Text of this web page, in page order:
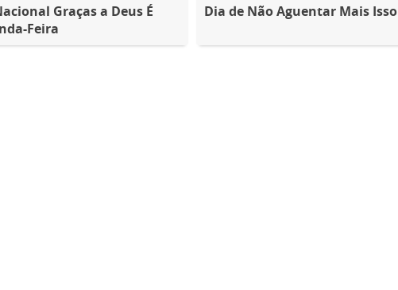
Graças a Deus É
Feira
Dia de Não Aguentar Mais Isso